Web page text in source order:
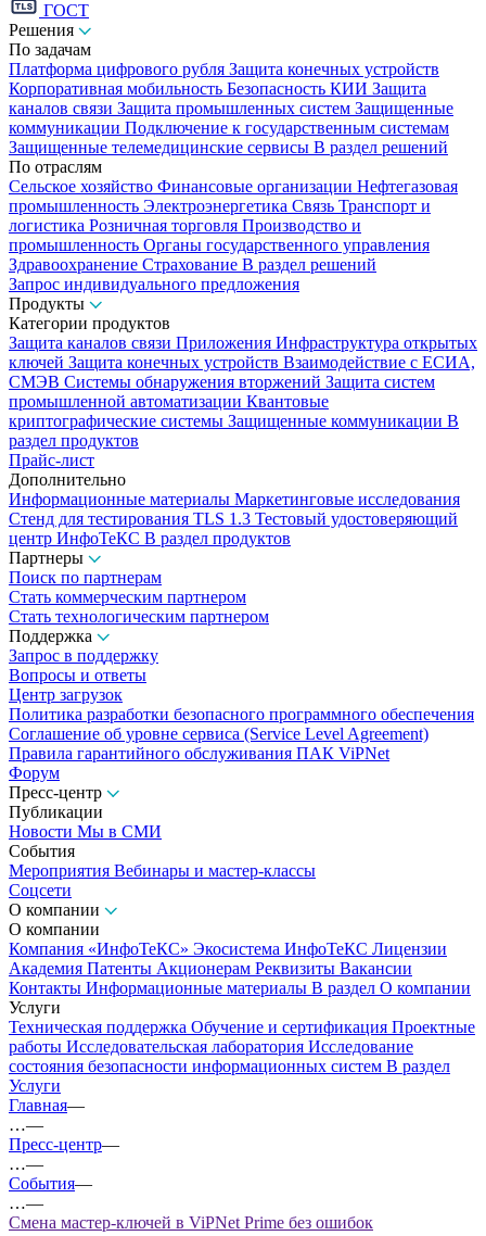
ГОСТ
Решения
По задачам
Платформа цифрового рубля Защита конечных устройств
Корпоративная мобильность Безопасность КИИ Защита
каналов связи Защита промышленных систем Защищенные
коммуникации Подключение к государственным системам
Защищенные телемедицинские сервисы В раздел решений
По отраслям
Сельское хозяйство Финансовые организации Нефтегазовая
промышленность Электроэнергетика Связь Транспорт и
логистика Розничная торговля Производство и
промышленность Органы государственного управления
Здравоохранение Страхование В раздел решений
Запрос индивидуального предложения
Продукты
Категории продуктов
Защита каналов связи Приложения Инфраструктура открытых
ключей Защита конечных устройств Взаимодействие с ЕСИА,
СМЭВ Системы обнаружения вторжений Защита систем
промышленной автоматизации Квантовые
криптографические системы Защищенные коммуникации В
раздел продуктов
Прайс-лист
Дополнительно
Информационные материалы Маркетинговые исследования
Стенд для тестирования TLS 1.3 Тестовый удостоверяющий
центр ИнфоТеКС В раздел продуктов
Партнеры
Поиск по партнерам
Стать коммерческим партнером
Стать технологическим партнером
Поддержка
Запрос в поддержку
Вопросы и ответы
Центр загрузок
Политика разработки безопасного программного обеспечения
Соглашение об уровне сервиса (Service Level Agreement)
Правила гарантийного обслуживания ПАК ViPNet
Форум
Пресс-центр
Публикации
Новости Мы в СМИ
События
Мероприятия Вебинары и мастер-классы
Соцсети
О компании
О компании
Компания «ИнфоТеКС» Экосистема ИнфоТеКС Лицензии
Академия Патенты Акционерам Реквизиты Вакансии
Контакты Информационные материалы В раздел О компании
Услуги
Техническая поддержка Обучение и сертификация Проектные
работы Исследовательская лаборатория Исследование
состояния безопасности информационных систем В раздел
Услуги
Главная—
…—
Пресс-центр—
…—
События—
…—
Смена мастер-ключей в ViPNet Prime без ошибок